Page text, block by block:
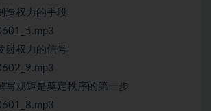
造权力的手段
射权力的信号
写规矩是奠定秩序的第一步